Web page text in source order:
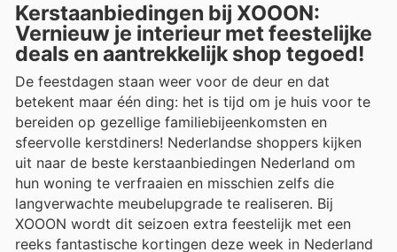
Kerstaanbiedingen bij XOOON:
Vernieuw je interieur met feestelijke
deals en aantrekkelijk shop tegoed!
De feestdagen staan weer voor de deur en dat
betekent maar één ding: het is tijd om je huis voor te
bereiden op gezellige familiebijeenkomsten en
sfeervolle kerstdiners! Nederlandse shoppers kijken
uit naar de beste kerstaanbiedingen Nederland om
hun woning te verfraaien en misschien zelfs die
langverwachte meubelupgrade te realiseren. Bij
XOOON wordt dit seizoen extra feestelijk met een
reeks fantastische kortingen deze week in Nederland